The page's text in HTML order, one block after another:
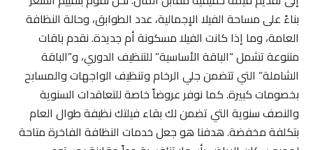
بناءً على مساحة الفيلا الإجمالية، عدد الطوابق، وحالة النظافة
العامة، وما إذا كانت الفيلا مسكونة أم جديدة. نقدم باقات
متنوعة تشمل “الباقة الأساسية” للتنظيف الدوري، و”الباقة
الشاملة” التي تتضمن جلي الرخام وتنظيف الواجهات والمسابح
بخصومات كبيرة. كما نوفر عروضاً خاصة للتعاقدات السنوية
والنصف سنوية التي تضمن لك بقاء فيلتك نظيفة طوال العام
بتكلفة مخفضة. هدفنا هو جعل خدمات النظافة الفاخرة متاحة